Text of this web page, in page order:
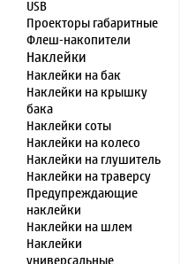
USB
Проекторы габаритные
Флеш-накопители
Наклейки
Наклейки на бак
Наклейки на крышку
бака
Наклейки соты
Наклейки на колесо
Наклейки на глушитель
Наклейки на траверсу
Предупреждающие
наклейки
Наклейки на шлем
Наклейки